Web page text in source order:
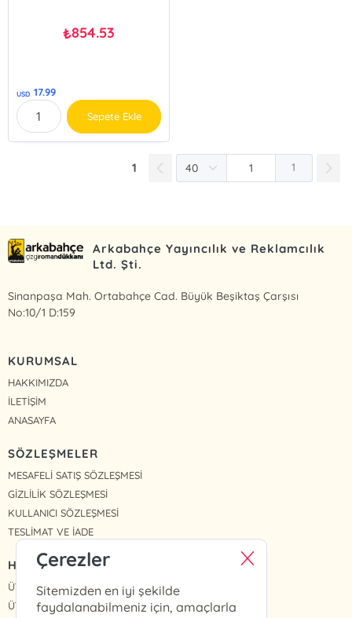
₺854.53
USD 17.99
Sepete Ekle
1 1
Arkabahçe Yayıncılık ve Reklamcılık
Ltd. Şti.
Sinanpaşa Mah. Ortabahçe Cad. Büyük Beşiktaş Çarşısı
No:10/1 D:159
KURUMSAL
HAKKIMIZDA
İLETİŞİM
ANASAYFA
SÖZLEŞMELER
MESAFELİ SATIŞ SÖZLEŞMESİ
GİZLİLİK SÖZLEŞMESİ
KULLANICI SÖZLEŞMESİ
TESLİMAT VE İADE
HIZLI ERİŞİM
ÜYE OL
ÜYE GİRİŞ
Çerezler
Sitemizden en iyi şekilde
faydalanabilmeniz için, amaçlarla